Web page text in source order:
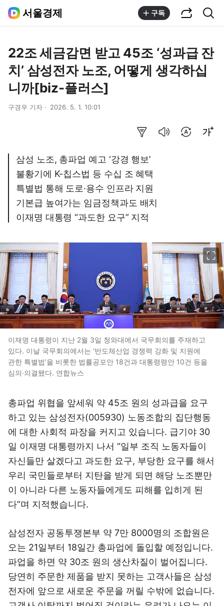
서울경제 구독
22조 세금감면 받고 45조 ‘성과급 잔
치’ 삼성전자 노조, 어떻게 생각하십
니까[biz-플러스]
구경우 기자 2026. 5. 1. 10:01
삼성 노조, 총파업 예고 ‘강경 행보’
불황기에 K-칩스법 등 수십 조 혜택
특별법 통해 도로·용수 인프라 지원
기본급 높여가는 임금정책과도 배치
이재명 대통령 “과도한 요구” 지적
이재명 대통령이 지난 2월 3일 청와대에서 국무회의를 주재하고
있다. 이날 국무회의에서는 ‘반도체산업 경쟁력 강화 및 지원에
관한 특별법’을 비롯한 법률공포안 18건과 대통령령안 10건 등을
심의·의결됐다. 연합뉴스
총파업 위협을 앞세워 약 45조 원의 성과급을 요구
하고 있는 삼성전자(005930) 노동조합의 집단행동
에 대한 사회적 파장을 커지고 있습니다. 급기야 30
일 이재명 대통령까지 나서 “일부 조직 노동자들이
자신들만 살겠다고 과도한 요구, 부당한 요구를 해서
우리 국민들로부터 지탄을 받게 되면 해당 노조뿐만
이 아니라 다른 노동자들에게도 피해를 입히게 된
다”며 지적했습니다.
삼성전자 공동투쟁본부 약 7만 8000명의 조합원은
오는 21일부터 18일간 총파업에 돌입할 예정입니다.
파업을 하면 약 30조 원의 생산차질이 벌어집니다.
당연히 주문한 제품을 받지 못하는 고객사들은 삼성
전자에 앞으로 새로운 주문을 꺼릴 수밖에 없습니다.